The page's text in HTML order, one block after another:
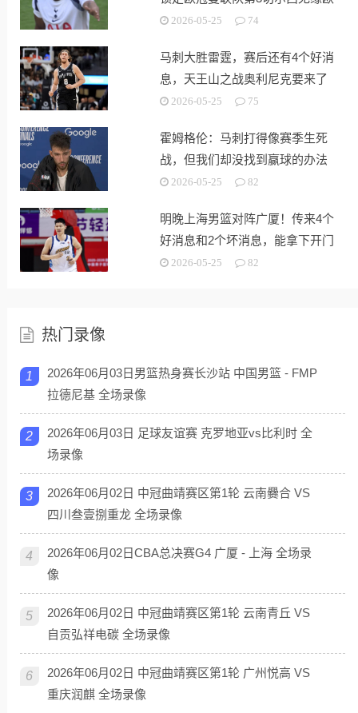
战2026-05-25 74
马刺大胜雷霆，赛后还有4个好消
息，天王山之战奥利尼克要来了
2026-05-25 75
霍姆格伦：马刺打得像赛季生死
战，但我们却没找到赢球的办法
2026-05-25 82
明晚上海男篮对阵广厦！传来4个
好消息和2个坏消息，能拿下开门
红2026-05-25 82
热门录像
1
2026年06月03日男篮热身赛长沙站 中国男篮 - FMP
拉德尼基 全场录像
2
2026年06月03日 足球友谊赛 克罗地亚vs比利时 全
场录像
3
2026年06月02日 中冠曲靖赛区第1轮 云南爨合 VS
四川叁壹捌重龙 全场录像
4
2026年06月02日CBA总决赛G4 广厦 - 上海 全场录
像
5
2026年06月02日 中冠曲靖赛区第1轮 云南青丘 VS
自贡弘祥电碳 全场录像
6
2026年06月02日 中冠曲靖赛区第1轮 广州悦高 VS
重庆润麒 全场录像